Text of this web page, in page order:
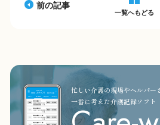
前の記事
一覧へもどる
忙しい介護の現場やヘルパー
一番に考えた介護記録ソフト